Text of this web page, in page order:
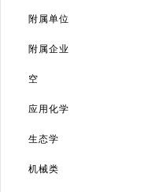
附属单位
附属企业
空
应用化学
生态学
机械类